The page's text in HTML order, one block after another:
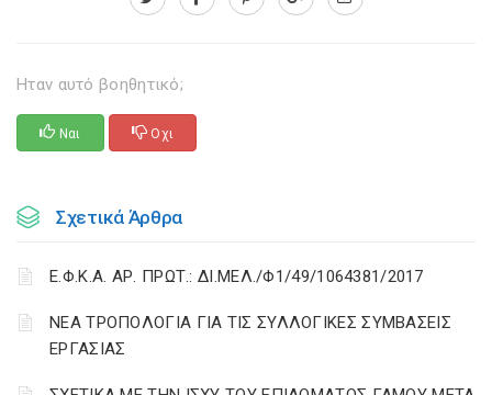
Ηταν αυτό βοηθητικό;
Ναι Οχι
Σχετικά Άρθρα
Ε.Φ.Κ.Α. ΑΡ. ΠΡΩΤ.: ΔΙ.ΜΕΛ./Φ1/49/1064381/2017
ΝΕΑ ΤΡΟΠΟΛΟΓΙΑ ΓΙΑ ΤΙΣ ΣΥΛΛΟΓΙΚΕΣ ΣΥΜΒΑΣΕΙΣ
ΕΡΓΑΣΙΑΣ